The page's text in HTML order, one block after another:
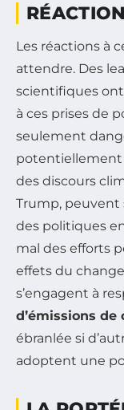
Les réactions à
attendre. Des
scientifiques
à ces prises de
seulement
potentiellement
des discours
Trump, peuvent
des politiques
mal des efforts
effets du
s’engagent à
d’émissions de
ébranlée si
adoptent une